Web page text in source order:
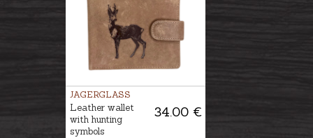
JAGERGLASS
34.00 €
Leather wallet
with hunting
symbols